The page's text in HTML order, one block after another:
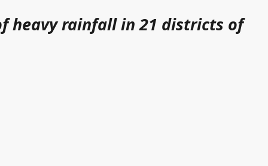
heavy rainfall in 21 districts of